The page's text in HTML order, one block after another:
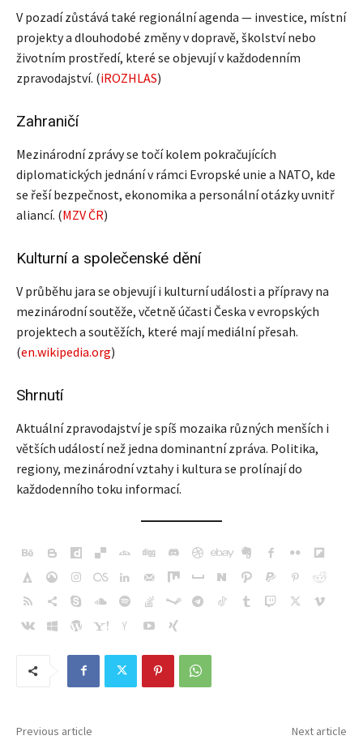
V pozadí zůstává také regionální agenda — investice, místní
projekty a dlouhodobé změny v dopravě, školství nebo
životním prostředí, které se objevují v každodenním
zpravodajství. (iROZHLAS)
Zahraničí
Mezinárodní zprávy se točí kolem pokračujících
diplomatických jednání v rámci Evropské unie a NATO, kde
se řeší bezpečnost, ekonomika a personální otázky uvnitř
aliancí. (MZV ČR)
Kulturní a společenské dění
V průběhu jara se objevují i kulturní události a přípravy na
mezinárodní soutěže, včetně účasti Česka v evropských
projektech a soutěžích, které mají mediální přesah.
(en.wikipedia.org)
Shrnutí
Aktuální zpravodajství je spíš mozaika různých menších i
větších událostí než jedna dominantní zpráva. Politika,
regiony, mezinárodní vztahy i kultura se prolínají do
každodenního toku informací.
Previous article Next article